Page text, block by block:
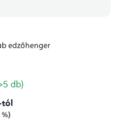
edzőhenger
db)
tól
%)